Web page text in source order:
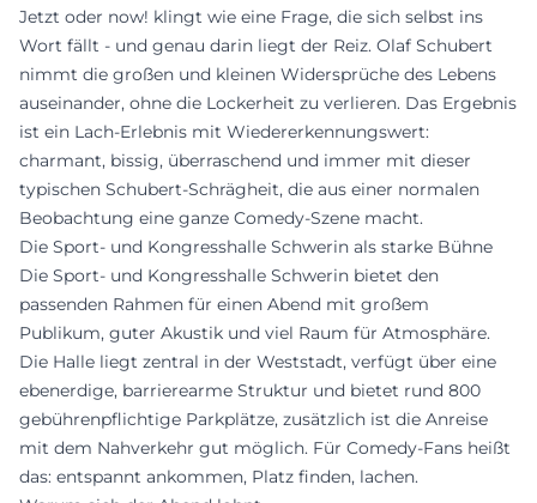
Jetzt oder now! klingt wie eine Frage, die sich selbst ins
Wort fällt - und genau darin liegt der Reiz. Olaf Schubert
nimmt die großen und kleinen Widersprüche des Lebens
auseinander, ohne die Lockerheit zu verlieren. Das Ergebnis
ist ein Lach-Erlebnis mit Wiedererkennungswert:
charmant, bissig, überraschend und immer mit dieser
typischen Schubert-Schrägheit, die aus einer normalen
Beobachtung eine ganze Comedy-Szene macht.
Die Sport- und Kongresshalle Schwerin als starke Bühne
Die Sport- und Kongresshalle Schwerin bietet den
passenden Rahmen für einen Abend mit großem
Publikum, guter Akustik und viel Raum für Atmosphäre.
Die Halle liegt zentral in der Weststadt, verfügt über eine
ebenerdige, barrierearme Struktur und bietet rund 800
gebührenpflichtige Parkplätze, zusätzlich ist die Anreise
mit dem Nahverkehr gut möglich. Für Comedy-Fans heißt
das: entspannt ankommen, Platz finden, lachen.